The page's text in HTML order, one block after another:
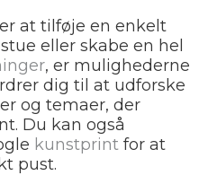
at tilføje en enkelt
eller skabe en hel
, er mulighederne
dig til at udforske
og temaer, der
Du kan også
kunstprint for at
pust.